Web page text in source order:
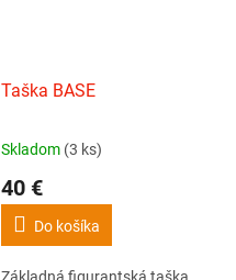
Taška BASE
Priemerné
produktu
5,0
Skladom (3 ks)
40 €
Do košíka
Základná figurantská taška